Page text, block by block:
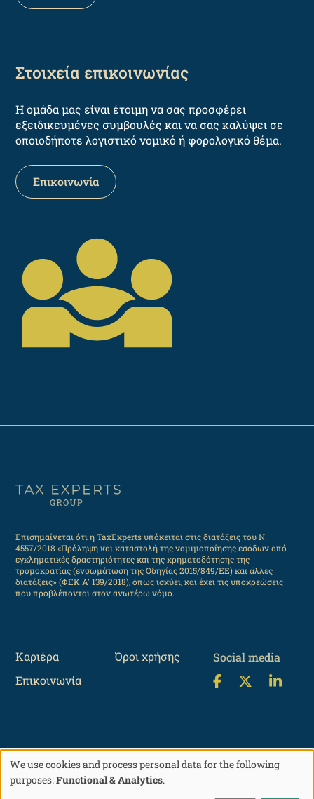
Στοιχεία επικοινωνίας
Η ομάδα μας είναι έτοιμη να σας προσφέρει
εξειδικευμένες συμβουλές και να σας καλύψει σε
οποιοδήποτε λογιστικό νομικό ή φορολογικό θέμα.
Επικοινωνία
Επισημαίνεται ότι η TaxExperts υπόκειται στις διατάξεις του Ν.
4557/2018 «Πρόληψη και καταστολή της νομιμοποίησης εσόδων από
εγκληματικές δραστηριότητες και της χρηματοδότησης της
τρομοκρατίας (ενσωμάτωση της Οδηγίας 2015/849/ΕΕ) και άλλες
διατάξεις» (ΦΕΚ Α' 139/2018), όπως ισχύει, και έχει τις υποχρεώσεις
που προβλέπονται στον ανωτέρω νόμο.
Καριέρα
Επικοινωνία
Όροι χρήσης Social media
©2004-2026 TaxExperts, All rights reserved
Use
We use cookies and process personal data for the following
purposes:Functional & Analytics.